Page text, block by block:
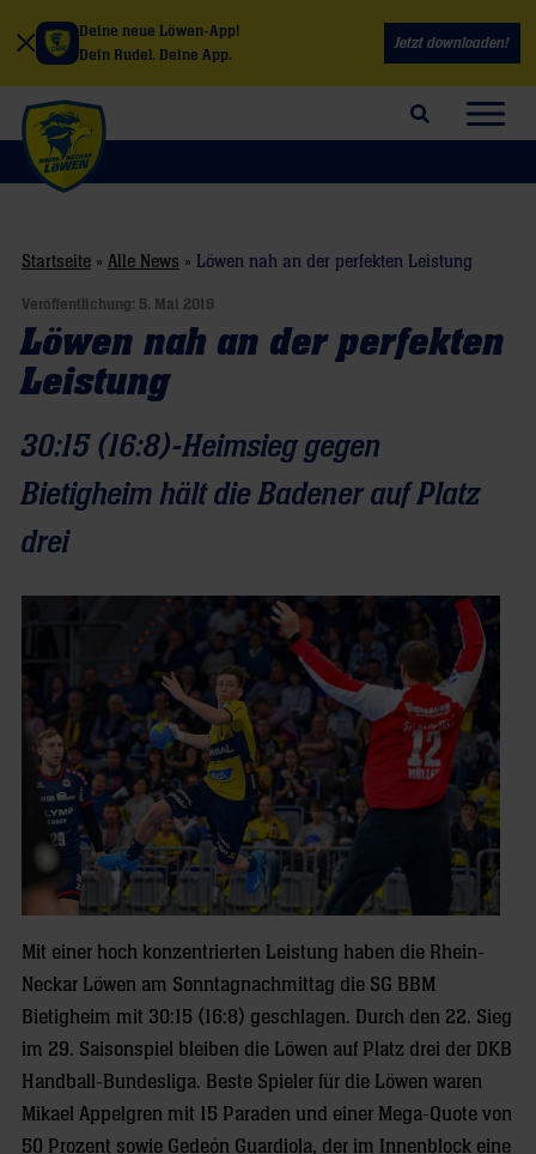
Deine neue Löwen-App!
Dein Rudel. Deine App.
Jetzt downloaden!
Suchfeld öffnen
Startseite » Alle News » Löwen nah an der perfekten Leistung
Veröffentlichung: 5. Mai 2019
Löwen nah an der perfekten
Leistung
30:15 (16:8)-Heimsieg gegen
Bietigheim hält die Badener auf Platz
drei
Mit einer hoch konzentrierten Leistung haben die Rhein-
Neckar Löwen am Sonntagnachmittag die SG BBM
Bietigheim mit 30:15 (16:8) geschlagen. Durch den 22. Sieg
im 29. Saisonspiel bleiben die Löwen auf Platz drei der DKB
Handball-Bundesliga. Beste Spieler für die Löwen waren
Mikael Appelgren mit 15 Paraden und einer Mega-Quote von
50 Prozent sowie Gedeón Guardiola, der im Innenblock eine